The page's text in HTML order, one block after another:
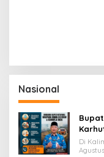
Nasional
Di